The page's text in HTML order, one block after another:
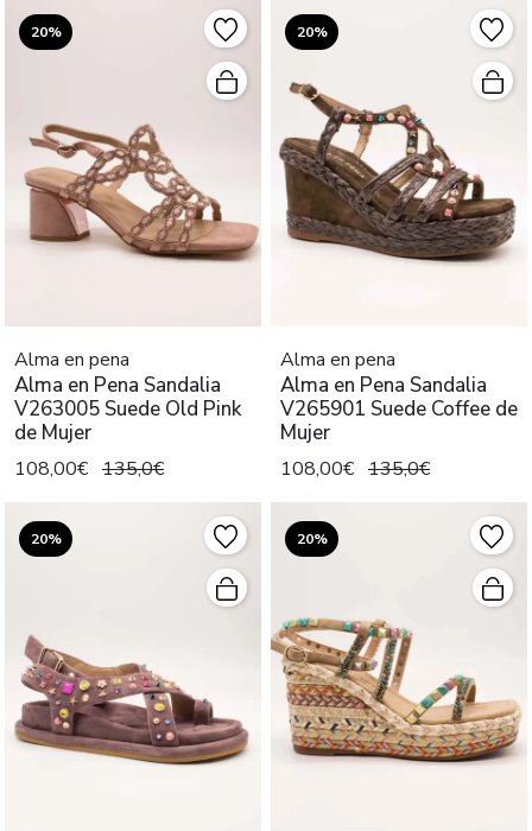
20%
Alma en pena
Alma en Pena Sandalia
V263005 Suede Old Pink
de Mujer
108,00€ 135,0€
20%
Alma en pena
Alma en Pena Sandalia
V265901 Suede Coffee de
Mujer
108,00€ 135,0€
20% 20%